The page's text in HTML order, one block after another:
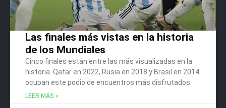
Las finales más vistas en la historia
de los Mundiales
Cinco finales están entre las más visualizadas en la
historia. Qatar en 2022, Rusia en 2018 y Brasil en 2014
ocupan este podio de encuentros más disfrutados.
LEER MÁS »